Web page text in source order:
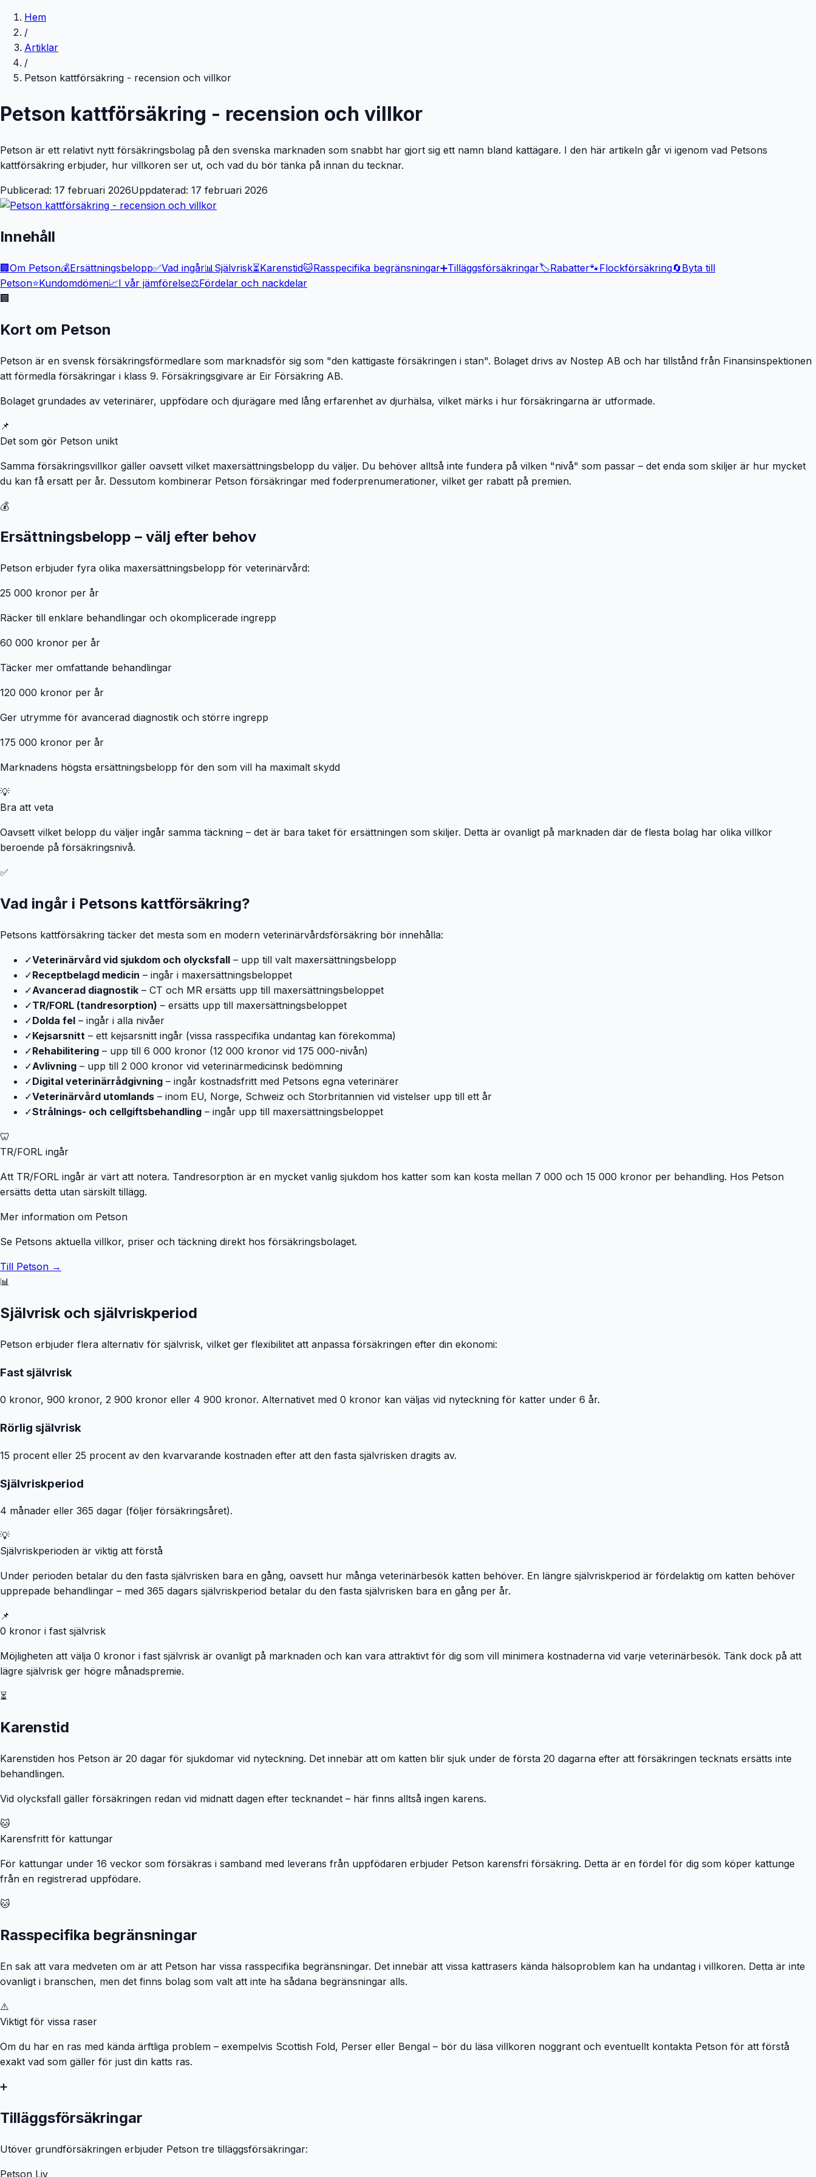
Hem
/
Artiklar
/
Petson kattförsäkring - recension och villkor
Petson kattförsäkring - recension och villkor
Petson är ett relativt nytt försäkringsbolag på den svenska marknaden som snabbt har gjort sig ett namn bland kattägare. I den här artikeln går vi igenom vad Petsons
kattförsäkring erbjuder, hur villkoren ser ut, och vad du bör tänka på innan du tecknar.
Publicerad: 17 februari 2026Uppdaterad: 17 februari 2026
Innehåll
🏢Om Petson💰Ersättningsbelopp✅Vad ingår📊 Självrisk⏳Karenstid🐱Rasspecifika begränsningar➕Tilläggsförsäkringar🏷️Rabatter🐾Flockförsäkring🔄Byta till
Petson⭐Kundomdömen📈I vår jämförelse⚖️Fördelar och nackdelar
🏢
Kort om Petson
Petson är en svensk försäkringsförmedlare som marknadsför sig som "den kattigaste försäkringen i stan". Bolaget drivs av Nostep AB och har tillstånd från Finansinspektionen
att förmedla försäkringar i klass 9. Försäkringsgivare är Eir Försäkring AB.
Bolaget grundades av veterinärer, uppfödare och djurägare med lång erfarenhet av djurhälsa, vilket märks i hur försäkringarna är utformade.
📌
Det som gör Petson unikt
Samma försäkringsvillkor gäller oavsett vilket maxersättningsbelopp du väljer. Du behöver alltså inte fundera på vilken "nivå" som passar – det enda som skiljer är hur mycket
du kan få ersatt per år. Dessutom kombinerar Petson försäkringar med foderprenumerationer, vilket ger rabatt på premien.
💰
Ersättningsbelopp – välj efter behov
Petson erbjuder fyra olika maxersättningsbelopp för veterinärvård:
25 000 kronor per år
Räcker till enklare behandlingar och okomplicerade ingrepp
60 000 kronor per år
Täcker mer omfattande behandlingar
120 000 kronor per år
Ger utrymme för avancerad diagnostik och större ingrepp
175 000 kronor per år
Marknadens högsta ersättningsbelopp för den som vill ha maximalt skydd
💡
Bra att veta
Oavsett vilket belopp du väljer ingår samma täckning – det är bara taket för ersättningen som skiljer. Detta är ovanligt på marknaden där de flesta bolag har olika villkor
beroende på försäkringsnivå.
✅
Vad ingår i Petsons kattförsäkring?
Petsons kattförsäkring täcker det mesta som en modern veterinärvårdsförsäkring bör innehålla:
✓Veterinärvård vid sjukdom och olycksfall – upp till valt maxersättningsbelopp
✓Receptbelagd medicin – ingår i maxersättningsbeloppet
✓Avancerad diagnostik – CT och MR ersätts upp till maxersättningsbeloppet
✓TR/FORL (tandresorption) – ersätts upp till maxersättningsbeloppet
✓Dolda fel – ingår i alla nivåer
✓Kejsarsnitt – ett kejsarsnitt ingår (vissa rasspecifika undantag kan förekomma)
✓Rehabilitering – upp till 6 000 kronor (12 000 kronor vid 175 000-nivån)
✓Avlivning – upp till 2 000 kronor vid veterinärmedicinsk bedömning
✓Digital veterinärrådgivning – ingår kostnadsfritt med Petsons egna veterinärer
✓Veterinärvård utomlands – inom EU, Norge, Schweiz och Storbritannien vid vistelser upp till ett år
✓Strålnings- och cellgiftsbehandling – ingår upp till maxersättningsbeloppet
🦷
TR/FORL ingår
Att TR/FORL ingår är värt att notera. Tandresorption är en mycket vanlig sjukdom hos katter som kan kosta mellan 7 000 och 15 000 kronor per behandling. Hos Petson
ersätts detta utan särskilt tillägg.
Mer information om Petson
Se Petsons aktuella villkor, priser och täckning direkt hos försäkringsbolaget.
Till Petson →
📊
Självrisk och självriskperiod
Petson erbjuder flera alternativ för självrisk, vilket ger flexibilitet att anpassa försäkringen efter din ekonomi:
Fast självrisk
0 kronor, 900 kronor, 2 900 kronor eller 4 900 kronor. Alternativet med 0 kronor kan väljas vid nyteckning för katter under 6 år.
Rörlig självrisk
15 procent eller 25 procent av den kvarvarande kostnaden efter att den fasta självrisken dragits av.
Självriskperiod
4 månader eller 365 dagar (följer försäkringsåret).
💡
Självriskperioden är viktig att förstå
Under perioden betalar du den fasta självrisken bara en gång, oavsett hur många veterinärbesök katten behöver. En längre självriskperiod är fördelaktig om katten behöver
upprepade behandlingar – med 365 dagars självriskperiod betalar du den fasta självrisken bara en gång per år.
📌
0 kronor i fast självrisk
Möjligheten att välja 0 kronor i fast självrisk är ovanligt på marknaden och kan vara attraktivt för dig som vill minimera kostnaderna vid varje veterinärbesök. Tänk dock på att
lägre självrisk ger högre månadspremie.
⏳
Karenstid
Karenstiden hos Petson är 20 dagar för sjukdomar vid nyteckning. Det innebär att om katten blir sjuk under de första 20 dagarna efter att försäkringen tecknats ersätts inte
behandlingen.
Vid olycksfall gäller försäkringen redan vid midnatt dagen efter tecknandet – här finns alltså ingen karens.
🐱
Karensfritt för kattungar
För kattungar under 16 veckor som försäkras i samband med leverans från uppfödaren erbjuder Petson karensfri försäkring. Detta är en fördel för dig som köper kattunge
från en registrerad uppfödare.
🐱
Rasspecifika begränsningar
En sak att vara medveten om är att Petson har vissa rasspecifika begränsningar. Det innebär att vissa kattrasers kända hälsoproblem kan ha undantag i villkoren. Detta är inte
ovanligt i branschen, men det finns bolag som valt att inte ha sådana begränsningar alls.
⚠️
Viktigt för vissa raser
Om du har en ras med kända ärftliga problem – exempelvis Scottish Fold, Perser eller Bengal – bör du läsa villkoren noggrant och eventuellt kontakta Petson för att förstå
exakt vad som gäller för just din katts ras.
➕
Tilläggsförsäkringar
Utöver grundförsäkringen erbjuder Petson tre tilläggsförsäkringar:
Petson Liv